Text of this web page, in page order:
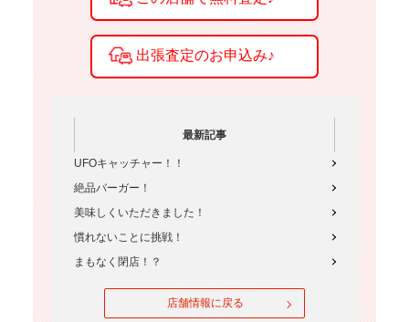
最新記事
UFOキャッチャー！！
絶品バーガー！
美味しくいただきました！
慣れないことに挑戦！
まもなく閉店！？
店舗情報に戻る